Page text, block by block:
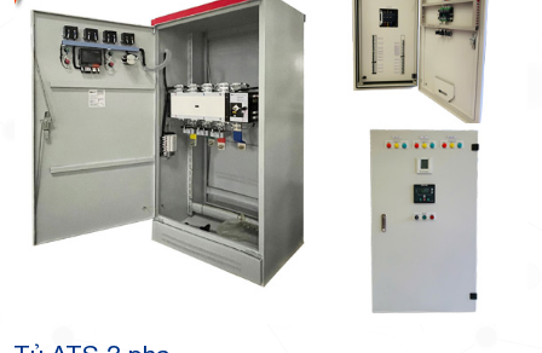
Minh
Giảng,